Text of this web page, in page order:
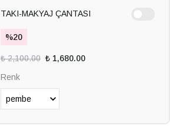
TAKI-MAKYAJ ÇANTASI
%20
₺ 2,100.00 ₺ 1,680.00
Renk